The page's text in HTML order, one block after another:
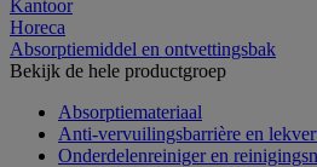
Kantoor
Horeca
Absorptiemiddel en ontvettingsbak
Bekijk de hele productgroep
Absorptiemateriaal
Anti-vervuilingsbarrière en
Onderdelenreiniger en